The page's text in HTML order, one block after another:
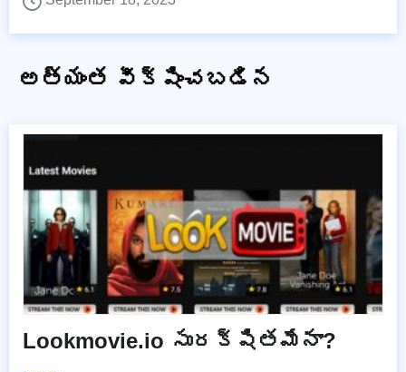
అత్యంత వీక్షించబడిన
Lookmovie.io సురక్షితమేనా?